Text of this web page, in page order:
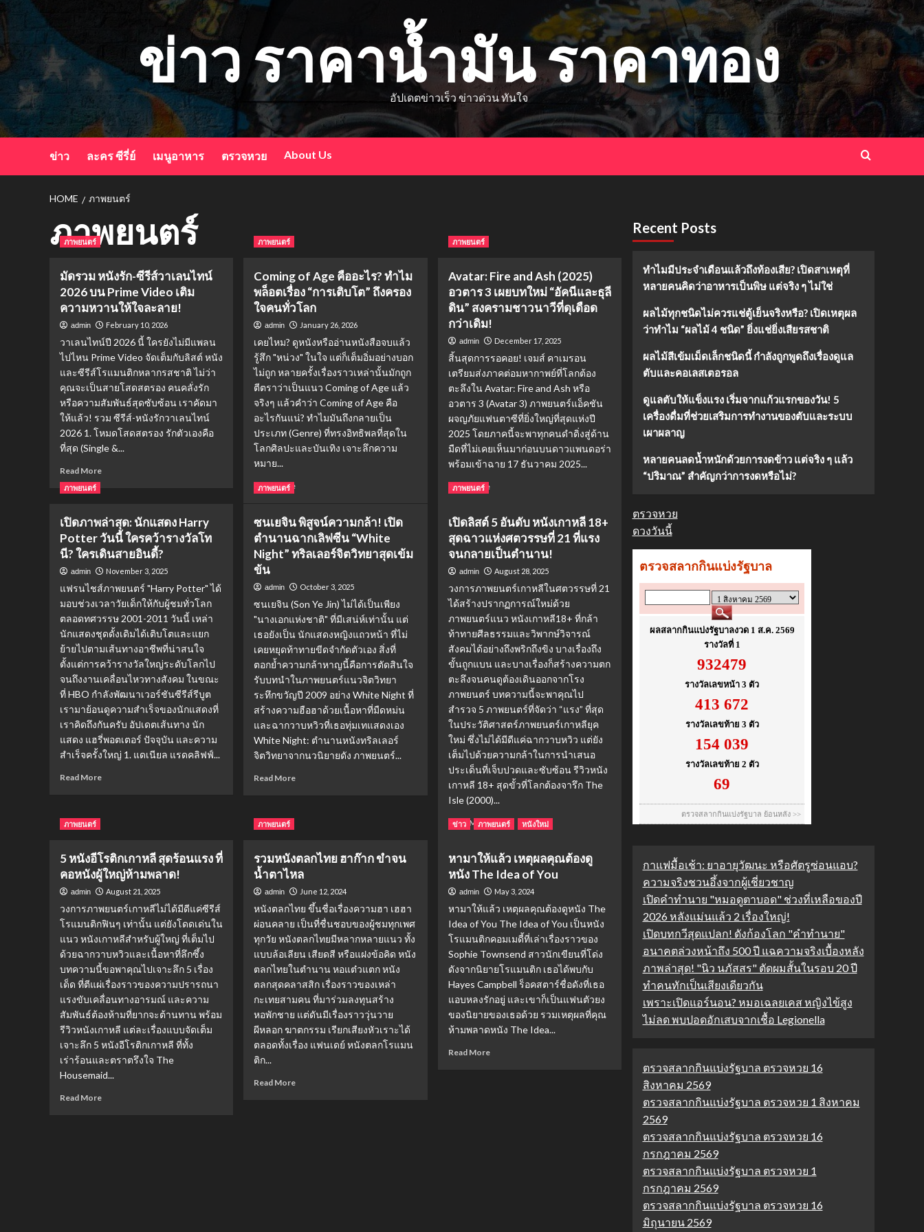
to
content
ข่าว ราคาน้ำมัน ราคาทอง
อัปเดตข่าวเร็ว ข่าวด่วน ทันใจ
ข่าว ละคร ซีรี่ย์ เมนูอาหาร ตรวจหวย About Us
HOME ภาพยนตร์
ภาพยนตร์
ภาพยนตร์
มัดรวม หนังรัก-ซีรีส์วาเลนไทน์
2026 บน Prime Video เติม
ความหวานให้ใจละลาย!
admin February 10, 2026
วาเลนไทน์ปี 2026 นี้ ใครยังไม่มีแพลน
ไปไหน Prime Video จัดเต็มกับลิสต์ หนัง
และซีรีส์โรแมนติกหลากรสชาติ ไม่ว่า
คุณจะเป็นสายโสดสตรอง คนคลั่งรัก
หรือความสัมพันธ์สุดซับซ้อน เราคัดมา
ให้แล้ว! รวม ซีรีส์-หนังรักวาเลนไทน์
2026 1. โหมดโสดสตรอง รักตัวเองคือ
ที่สุด (Single &...
Read MoreRead
รวม
หนัง
รัก-
ซี
รีส์
วาเลนไทน์
2026
Prime
Video
เติม
ความ
หวาน
ให้
ละลาย!
ภาพยนตร์
Coming of Age คืออะไร? ทำไม
พล็อตเรื่อง “การเติบโต” ถึงครอง
ใจคนทั่วโลก
admin January 26, 2026
เคยไหม? ดูหนังหรืออ่านหนังสือจบแล้ว
รู้สึก "หน่วง" ในใจ แต่ก็เต็มอิ่มอย่างบอก
ไม่ถูก หลายครั้งเรื่องราวเหล่านั้นมักถูก
ตีตราว่าเป็นแนว Coming of Age แล้ว
จริงๆ แล้วคำว่า Coming of Age คือ
อะไรกันแน่? ทำไมมันถึงกลายเป็น
ประเภท (Genre) ที่ทรงอิทธิพลที่สุดใน
โลกศิลปะและบันเทิง เจาะลึกความ
หมาย...
Read MoreRead
Coming
of
Age
ทำไม
พล็อต
เรื่อง
เติบโต”
ถึง
ครอง
ใจ
คน
ทั่ว
ภาพยนตร์
Avatar: Fire and Ash (2025)
อวตาร 3 เผยบทใหม่ “อัคนีและธุลี
ดิน” สงครามชาวนาวีที่ดุเดือด
กว่าเดิม!
admin December 17, 2025
สิ้นสุดการรอคอย! เจมส์ คาเมรอน
เตรียมส่งภาคต่อมหากาพย์ที่โลกต้อง
ตะลึงใน Avatar: Fire and Ash หรือ
อวตาร 3 (Avatar 3) ภาพยนตร์แอ็คชัน
ผจญภัยแฟนตาซีที่ยิ่งใหญ่ที่สุดแห่งปี
2025 โดยภาคนี้จะพาทุกคนดำดิ่งสู่ด้าน
มืดที่ไม่เคยเห็นมาก่อนบนดาวแพนดอร่า
พร้อมเข้าฉาย 17 ธันวาคม 2025...
Read MoreRead
Avatar:
Fire
and
(2025)
อวตาร
3
เผย
“อัคนี
และ
ธุลี
ดิน”
สงคราม
ชาวนา
วี
ที่
ดุ
เดือด
กว่า
เดิม!
ภาพยนตร์
เปิดภาพล่าสุด: นักแสดง Harry
Potter วันนี้ ใครคว้ารางวัลโท
นี? ใครเดินสายอินดี้?
admin November 3, 2025
แฟรนไชส์ภาพยนตร์ "Harry Potter" ได้
มอบช่วงเวลาวัยเด็กให้กับผู้ชมทั่วโลก
ตลอดทศวรรษ 2001-2011 วันนี้ เหล่า
นักแสดงชุดดั้งเดิมได้เติบโตและแยก
ย้ายไปตามเส้นทางอาชีพที่น่าสนใจ
ตั้งแต่การคว้ารางวัลใหญ่ระดับโลกไป
จนถึงงานเคลื่อนไหวทางสังคม ในขณะ
ที่ HBO กำลังพัฒนาเวอร์ชันซีรีส์รีบูต
เรามาย้อนดูความสำเร็จของนักแสดงที่
เราคิดถึงกันครับ อัปเดตเส้นทาง นัก
แสดง แฮรี่พอตเตอร์ ปัจจุบัน และความ
สำเร็จครั้งใหญ่ 1. แดเนียล แรดคลิฟฟ์...
Read MoreRead
นัก
แสดง
Harry
Potter
วัน
นี้
คว้า
รางวัล
โทนี?
ใคร
เดิน
สาย
ดี้?
ภาพยนตร์
ซนเยจิน พิสูจน์ความกล้า! เปิด
ตำนานฉากเลิฟซีน “White
Night” ทริลเลอร์จิตวิทยาสุดเข้ม
ข้น
admin October 3, 2025
ซนเยจิน (Son Ye Jin) ไม่ได้เป็นเพียง
"นางเอกแห่งชาติ" ที่มีเสน่ห์เท่านั้น แต่
เธอยังเป็น นักแสดงหญิงแถวหน้า ที่ไม่
เคยหยุดท้าทายขีดจำกัดตัวเอง สิ่งที่
ตอกย้ำความกล้าหาญนี้คือการตัดสินใจ
รับบทนำในภาพยนตร์แนวจิตวิทยา
ระทึกขวัญปี 2009 อย่าง White Night ที่
สร้างความฮือฮาด้วยเนื้อหาที่มืดหม่น
และฉากวาบหวิวที่เธอทุ่มเทแสดงเอง
White Night: ตำนานหนังทริลเลอร์
จิตวิทยาจากนวนิยายดัง ภาพยนตร์...
Read MoreRead
พิสูจน์
กล้า!
เปิด
ตำ
นาน
เลิฟ
ซีน
“White
Night”
ทริล
เลอ
จิตวิทยา
สุด
ภาพยนตร์
เปิดลิสต์ 5 อันดับ หนังเกาหลี 18+
สุดฉาวแห่งศตวรรษที่ 21 ที่แรง
จนกลายเป็นตำนาน!
admin August 28, 2025
วงการภาพยนตร์เกาหลีในศตวรรษที่ 21
ได้สร้างปรากฏการณ์ใหม่ด้วย
ภาพยนตร์แนว หนังเกาหลี18+ ที่กล้า
ท้าทายศีลธรรมและวิพากษ์วิจารณ์
สังคมได้อย่างถึงพริกถึงขิง บางเรื่องถึง
ขั้นถูกแบน และบางเรื่องก็สร้างความตก
ตะลึงจนคนดูต้องเดินออกจากโรง
ภาพยนตร์ บทความนี้จะพาคุณไป
สำรวจ 5 ภาพยนตร์ที่จัดว่า “แรง” ที่สุด
ในประวัติศาสตร์ภาพยนตร์เกาหลียุค
ใหม่ ซึ่งไม่ได้มีดีแค่ฉากวาบหวิว แต่ยัง
เต็มไปด้วยความกล้าในการนำเสนอ
ประเด็นที่เจ็บปวดและซับซ้อน รีวิวหนัง
เกาหลี 18+ สุดขั้วที่โลกต้องจารึก The
Isle (2000)...
Read MoreRead
เปิด
ลิ
สต์
อันดับ
หนัง
เกาหลี
18+
สุด
แห่ง
ศตวรรษ
ที่
21
แรง
ภาพยนตร์
5 หนังอีโรติกเกาหลี สุดร้อนแรง ที่
คอหนังผู้ใหญ่ห้ามพลาด!
admin August 21, 2025
วงการภาพยนตร์เกาหลีไม่ได้มีดีแค่ซีรีส์
โรแมนติกฟินๆ เท่านั้น แต่ยังโดดเด่นใน
แนว หนังเกาหลีสำหรับผู้ใหญ่ ที่เต็มไป
ด้วยฉากวาบหวิวและเนื้อหาที่ลึกซึ้ง
บทความนี้ขอพาคุณไปเจาะลึก 5 เรื่อง
เด็ด ที่ตีแผ่เรื่องราวของความปรารถนา
แรงขับเคลื่อนทางอารมณ์ และความ
สัมพันธ์ต้องห้ามที่ยากจะต้านทาน พร้อม
รีวิวหนังเกาหลี แต่ละเรื่องแบบจัดเต็ม
เจาะลึก 5 หนังอีโรติกเกาหลี ที่ทั้ง
เร่าร้อนและตราตรึงใจ The
Housemaid...
Read MoreRead
ภาพยนตร์
รวมหนังตลกไทย ฮาก๊าก ขำจน
น้ำตาไหล
admin June 12, 2024
หนังตลกไทย ขึ้นชื่อเรื่องความฮา เฮฮา
ผ่อนคลาย เป็นที่ชื่นชอบของผู้ชมทุกเพศ
ทุกวัย หนังตลกไทยมีหลากหลายแนว ทั้ง
แบบล้อเลียน เสียดสี หรือแฝงข้อคิด หนัง
ตลกไทยในตำนาน หอแต๋วแตก หนัง
ตลกสุดคลาสสิก เรื่องราวของเหล่า
กะเทยสามคน ที่มาร่วมลงทุนสร้าง
หอพักชาย แต่ดันมีเรื่องราววุ่นวาย
ผีหลอก ฆาตกรรม เรียกเสียงหัวเราะได้
ตลอดทั้งเรื่อง แฟนเดย์ หนังตลกโรแมน
ติก...
Read MoreRead
ข่าว ภาพยนตร์ หนังใหม่
หามาให้แล้ว เหตุผลคุณต้องดู
หนัง The Idea of You
admin May 3, 2024
หามาให้แล้ว เหตุผลคุณต้องดูหนัง The
Idea of You The Idea of You เป็นหนัง
โรแมนติกคอมเมดี้ที่เล่าเรื่องราวของ
Sophie Townsend สาวนักเขียนที่โด่ง
ดังจากนิยายโรแมนติก เธอได้พบกับ
Hayes Campbell ร็อคสตาร์ชื่อดังที่เธอ
แอบหลงรักอยู่ และเขาก็เป็นแฟนตัวยง
ของนิยายของเธอด้วย รวมเหตุผลที่คุณ
ห้ามพลาดหนัง The Idea...
Read MoreRead
Recent Posts
ทำไมมีประจำเดือนแล้วถึงท้องเสีย? เปิดสาเหตุที่
หลายคนคิดว่าอาหารเป็นพิษ แต่จริง ๆ ไม่ใช่
ผลไม้ทุกชนิดไม่ควรแช่ตู้เย็นจริงหรือ? เปิดเหตุผล
ว่าทำไม “ผลไม้ 4 ชนิด” ยิ่งแช่ยิ่งเสียรสชาติ
ผลไม้สีเข้มเม็ดเล็กชนิดนี้ กำลังถูกพูดถึงเรื่องดูแล
ตับและคอเลสเตอรอล
ดูแลตับให้แข็งแรง เริ่มจากแก้วแรกของวัน! 5
เครื่องดื่มที่ช่วยเสริมการทำงานของตับและระบบ
เผาผลาญ
หลายคนลดน้ำหนักด้วยการงดข้าว แต่จริง ๆ แล้ว
“ปริมาณ” สำคัญกว่าการงดหรือไม่?
ตรวจหวย
ดวงวันนี้
กาแฟมื้อเช้า: ยาอายุวัฒนะ หรือศัตรูซ่อนแอบ?
ความจริงชวนอึ้งจากผู้เชี่ยวชาญ
เปิดคำทำนาย "หมอดูตาบอด" ช่วงที่เหลือของปี
2026 หลังแม่นแล้ว 2 เรื่องใหญ่!
เปิดบทกวีสุดแปลก! ดังก้องโลก "คำทำนาย"
อนาคตล่วงหน้าถึง 500 ปี แฉความจริงเบื้องหลัง
ภาพล่าสุด! "นิว นภัสสร" ตัดผมสั้นในรอบ 20 ปี
ทำคนทักเป็นเสียงเดียวกัน
เพราะเปิดแอร์นอน? หมอเฉลยเคส หญิงไข้สูง
ไม่ลด พบปอดอักเสบจากเชื้อ Legionella
ตรวจสลากกินแบ่งรัฐบาล ตรวจหวย 16
สิงหาคม 2569
ตรวจสลากกินแบ่งรัฐบาล ตรวจหวย 1 สิงหาคม
2569
ตรวจสลากกินแบ่งรัฐบาล ตรวจหวย 16
กรกฎาคม 2569
ตรวจสลากกินแบ่งรัฐบาล ตรวจหวย 1
กรกฎาคม 2569
ตรวจสลากกินแบ่งรัฐบาล ตรวจหวย 16
มิถุนายน 2569